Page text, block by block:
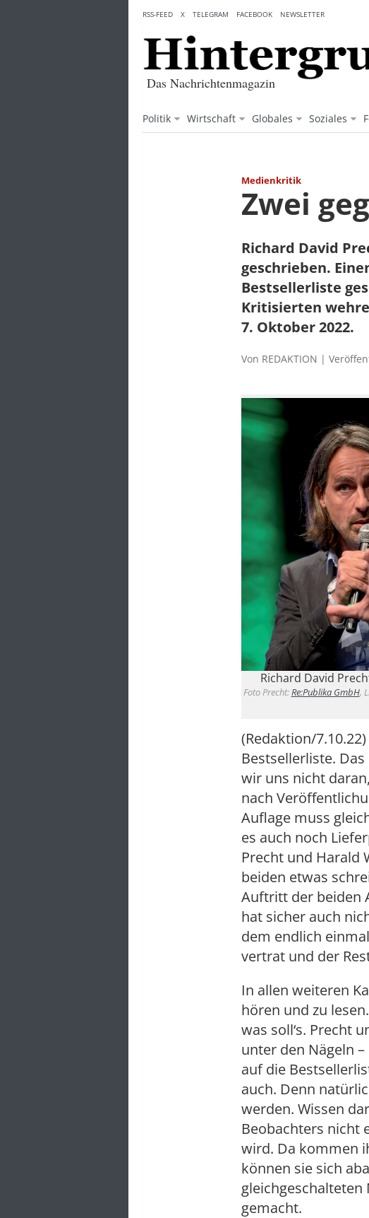
content
Das Nachrichtenmagazin
Politik Wirtschaft Globales Soziales
RSS-FEED X TELEGRAM FACEBOOK NEWSLETTER
Medienkritik
Zwei
Richard David
geschrieben.
Bestsellerliste
Kritisierten
7. Oktober 2022.
Von REDAKTION |
Richard David
Foto Precht:Re:Publika GmbH,
(Redaktion/
Bestsellerliste.
wir uns nicht
nach
Auflage muss
es auch noch
Precht und Harald
beiden etwas
Auftritt der beiden
hat sicher auch
dem endlich
vertrat und der
In allen weiteren
hören und zu
was soll‘s. Precht
unter den Nägeln
auf die
auch. Denn
werden. Wissen
Beobachters nicht
wird. Da kommen
können sie sich
gemacht.